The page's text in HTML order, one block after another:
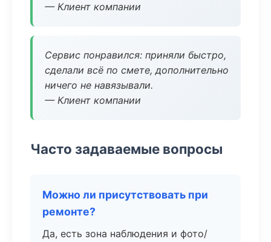
— Клиент компании
Сервис понравился: приняли быстро,
сделали всё по смете, дополнительно
ничего не навязывали.
— Клиент компании
Часто задаваемые вопросы
Можно ли присутствовать при
ремонте?
Да, есть зона наблюдения и фото/